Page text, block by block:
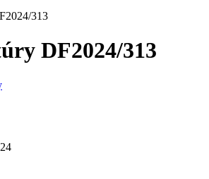
313
DF2024/313